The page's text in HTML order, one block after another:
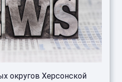
округов Херсонской